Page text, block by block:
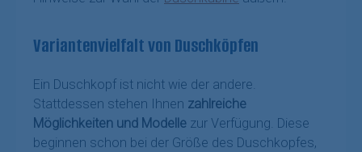
Variantenvielfalt von Duschköpfen
Ein Duschkopf ist nicht wie der andere.
Stattdessen stehen Ihnen zahlreiche
Möglichkeiten und Modelle zur Verfügung. Diese
beginnen schon bei der Größe des Duschkopfes,